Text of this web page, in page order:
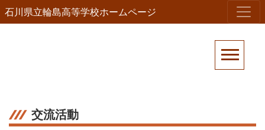
石川県立輪島高等学校ホームページ
交流活動